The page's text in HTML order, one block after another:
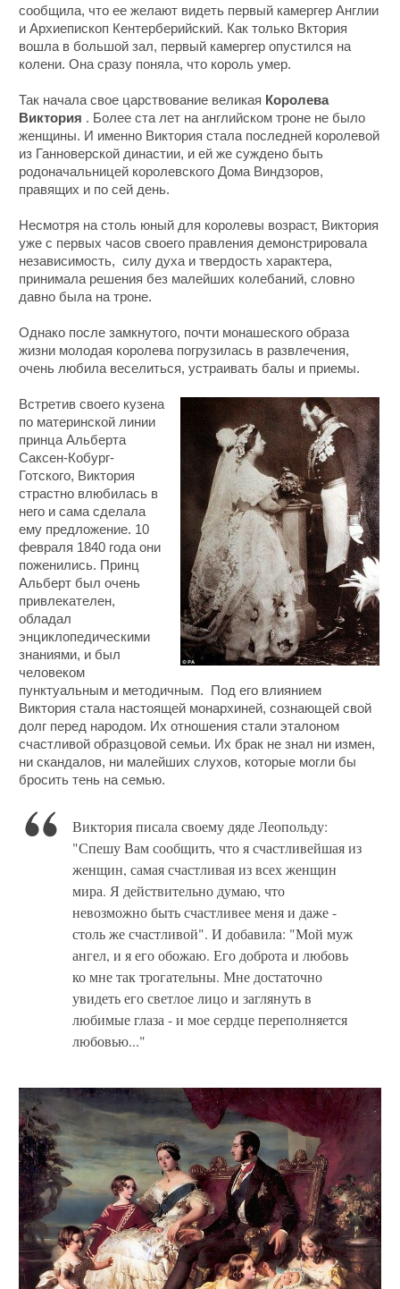
сообщила, что ее желают видеть первый камергер Англии
и Архиепископ Кентерберийский. Как только Вктория
вошла в большой зал, первый камергер опустился на
колени. Она сразу поняла, что король умер.
Так начала свое царствование великая Королева
Виктория . Более ста лет на английском троне не было
женщины. И именно Виктория стала последней королевой
из Ганноверской династии, и ей же суждено быть
родоначальницей королевского Дома Виндзоров,
правящих и по сей день.
Несмотря на столь юный для королевы возраст, Виктория
уже с первых часов своего правления демонстрировала
независимость, силу духа и твердость характера,
принимала решения без малейших колебаний, словно
давно была на троне.
Однако после замкнутого, почти монашеского образа
жизни молодая королева погрузилась в развлечения,
очень любила веселиться, устраивать балы и приемы.
Встретив своего кузена
по материнской линии
принца Альберта
Саксен-Кобург-
Готского, Виктория
страстно влюбилась в
него и сама сделала
ему предложение. 10
февраля 1840 года они
поженились. Принц
Альберт был очень
привлекателен,
обладал
энциклопедическими
знаниями, и был
человеком
пунктуальным и методичным. Под его влиянием
Виктория стала настоящей монархиней, сознающей свой
долг перед народом. Их отношения стали эталоном
счастливой образцовой семьи. Их брак не знал ни измен,
ни скандалов, ни малейших слухов, которые могли бы
бросить тень на семью.
Виктория писала своему дяде Леопольду:
"Спешу Вам сообщить, что я счастливейшая из
женщин, самая счастливая из всех женщин
мира. Я действительно думаю, что
невозможно быть счастливее меня и даже -
столь же счастливой". И добавила: "Мой муж
ангел, и я его обожаю. Его доброта и любовь
ко мне так трогательны. Мне достаточно
увидеть его светлое лицо и заглянуть в
любимые глаза - и мое сердце переполняется
любовью..."